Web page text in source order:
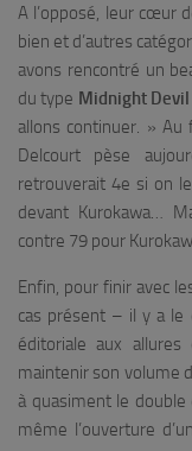
A l’opposé, leur cœur
bien et d’autres
avons rencontré un
du type Midnight Devil
allons continuer. » Au
Delcourt pèse
retrouverait 4e si on
devant Kurokawa…
contre 79 pour
Enfin, pour finir avec
cas présent – il y a le
éditoriale aux
maintenir son volume
à quasiment le double
même l’ouverture